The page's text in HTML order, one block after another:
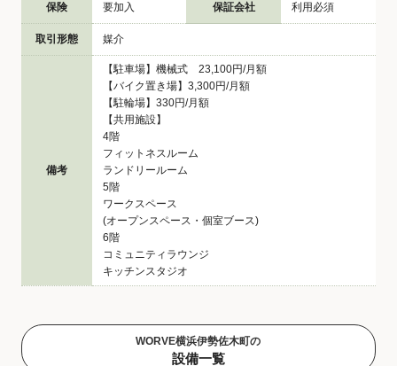
保険 要加入 保証会社 利用必須
取引形態 媒介
備考
【駐車場】機械式 23,100円/月額
【バイク置き場】3,300円/月額
【駐輪場】330円/月額
【共用施設】
4階
フィットネスルーム
ランドリールーム
5階
ワークスペース
(オープンスペース・個室ブース)
6階
コミュニティラウンジ
キッチンスタジオ
WORVE横浜伊勢佐木町の
設備一覧